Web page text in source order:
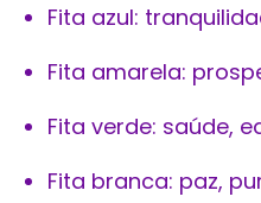
Fita azul:
Fita amarela:
Fita verde: saúde,
Fita branca: paz,